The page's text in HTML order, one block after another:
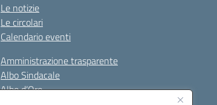
Le notizie
Le circolari
Calendario eventi
Amministrazione trasparente
Albo Sindacale
Albo d’Oro